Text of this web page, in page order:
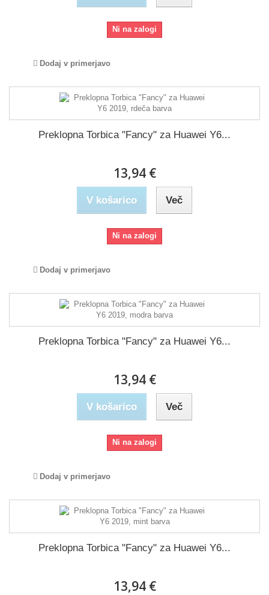
Ni na zalogi
Dodaj v primerjavo
Preklopna Torbica "Fancy" za Huawei Y6...
13,94 €
V košarico Več
Ni na zalogi
Dodaj v primerjavo
Preklopna Torbica "Fancy" za Huawei Y6...
13,94 €
V košarico Več
Ni na zalogi
Dodaj v primerjavo
Preklopna Torbica "Fancy" za Huawei Y6...
13,94 €